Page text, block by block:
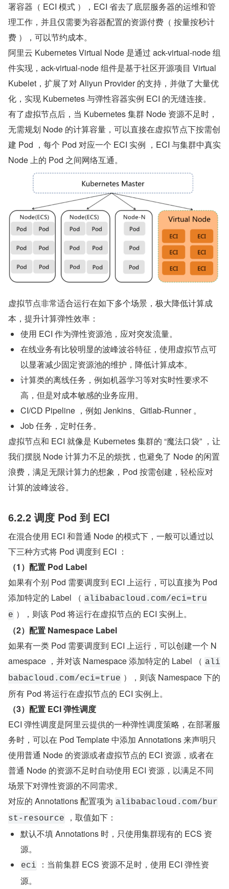
署容器（ ECI 模式 ），ECI 省去了底层服务器的运维和管
理工作，并且仅需要为容器配置的资源付费（ 按量按秒计
费 ），可以节约成本。
阿里云 Kubernetes Virtual Node 是通过 ack-virtual-node 组
件实现，ack-virtual-node 组件是基于社区开源项目 Virtual
Kubelet，扩展了对 Aliyun Provider 的支持，并做了大量优
化，实现 Kubernetes 与弹性容器实例 ECI 的无缝连接。
有了虚拟节点后，当 Kubernetes 集群 Node 资源不足时，
无需规划 Node 的计算容量，可以直接在虚拟节点下按需创
建 Pod ，每个 Pod 对应一个 ECI 实例 ，ECI 与集群中真实
Node 上的 Pod 之间网络互通。
虚拟节点非常适合运行在如下多个场景，极大降低计算成
本，提升计算弹性效率：
使用 ECI 作为弹性资源池，应对突发流量。
在线业务有比较明显的波峰波谷特征，使用虚拟节点可
以显著减少固定资源池的维护，降低计算成本。
计算类的离线任务，例如机器学习等对实时性要求不
高，但是对成本敏感的业务应用。
CI/CD Pipeline ，例如 Jenkins、Gitlab-Runner 。
Job 任务，定时任务。
虚拟节点和 ECI 就像是 Kubernetes 集群的 “魔法口袋” ，让
我们摆脱 Node 计算力不足的烦扰，也避免了 Node 的闲置
浪费，满足无限计算力的想象，Pod 按需创建，轻松应对
计算的波峰波谷。
6.2.2 调度 Pod 到 ECI
在混合使用 ECI 和普通 Node 的模式下，一般可以通过以
下三种方式将 Pod 调度到 ECI ：
（1）配置 Pod Label
如果有个别 Pod 需要调度到 ECI 上运行，可以直接为 Pod
添加特定的 Label （ alibabacloud.com/eci=tru
e ），则该 Pod 将运行在虚拟节点的 ECI 实例上。
（2）配置 Namespace Label
如果有一类 Pod 需要调度到 ECI 上运行，可以创建一个 N
amespace ，并对该 Namespace 添加特定的 Label （ ali
babacloud.com/eci=true ），则该 Namespace 下的
所有 Pod 将运行在虚拟节点的 ECI 实例上。
（3）配置 ECI 弹性调度
ECI 弹性调度是阿里云提供的一种弹性调度策略，在部署服
务时，可以在 Pod Template 中添加 Annotations 来声明只
使用普通 Node 的资源或者虚拟节点的 ECI 资源，或者在
普通 Node 的资源不足时自动使用 ECI 资源，以满足不同
场景下对弹性资源的不同需求。
对应的 Annotations 配置项为 alibabacloud.com/bur
st-resource
，取值如下：
默认不填 Annotations 时，只使用集群现有的 ECS 资
源。
eci
：当前集群 ECS 资源不足时，使用 ECI 弹性资
源。